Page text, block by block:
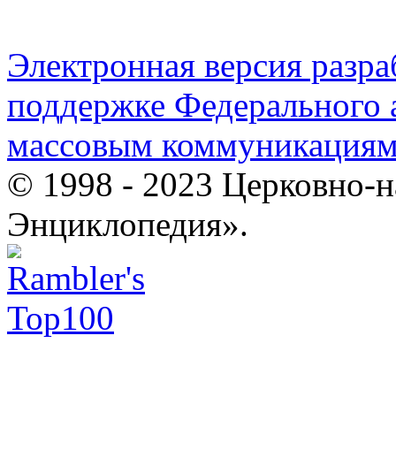
Электронная версия
поддержке Федерального
массовым
© 1998 - 2023 Церковно-
Энциклопедия».